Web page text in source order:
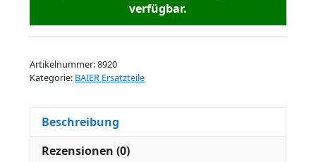
verfügbar.
Artikelnummer:8920
Kategorie: BAIER Ersatzteile
Beschreibung
Rezensionen (0)